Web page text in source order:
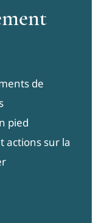
de
pied
actions sur la